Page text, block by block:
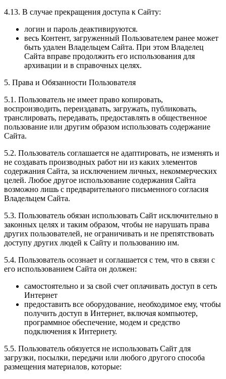
4.13. В случае прекращения доступа к Сайту:
логин и пароль деактивируются.
весь Контент, загруженный Пользователем ранее может
быть удален Владельцем Сайта. При этом Владелец
Сайта вправе продолжить его использования для
архивации и в справочных целях.
5. Права и Обязанности Пользователя
5.1. Пользователь не имеет право копировать,
воспроизводить, переиздавать, загружать, публиковать,
транслировать, передавать, предоставлять в общественное
пользование или другим образом использовать содержание
Сайта.
5.2. Пользователь соглашается не адаптировать, не изменять и
не создавать производных работ ни из каких элементов
содержания Сайта, за исключением личных, некоммерческих
целей. Любое другое использование содержания Сайта
возможно лишь с предварительного письменного согласия
Владельцем Сайта.
5.3. Пользователь обязан использовать Сайт исключительно в
законных целях и таким образом, чтобы не нарушать права
других пользователей, не ограничивать и не препятствовать
доступу других людей к Сайту и пользованию им.
5.4. Пользователь осознает и соглашается с тем, что в связи с
его использованием Сайта он должен:
самостоятельно и за свой счет оплачивать доступ в сеть
Интернет
предоставить все оборудование, необходимое ему, чтобы
получить доступ в Интернет, включая компьютер,
программное обеспечение, модем и средство
подключения к Интернету.
5.5. Пользователь обязуется не использовать Сайт для
загрузки, посылки, передачи или любого другого способа
размещения материалов, которые: